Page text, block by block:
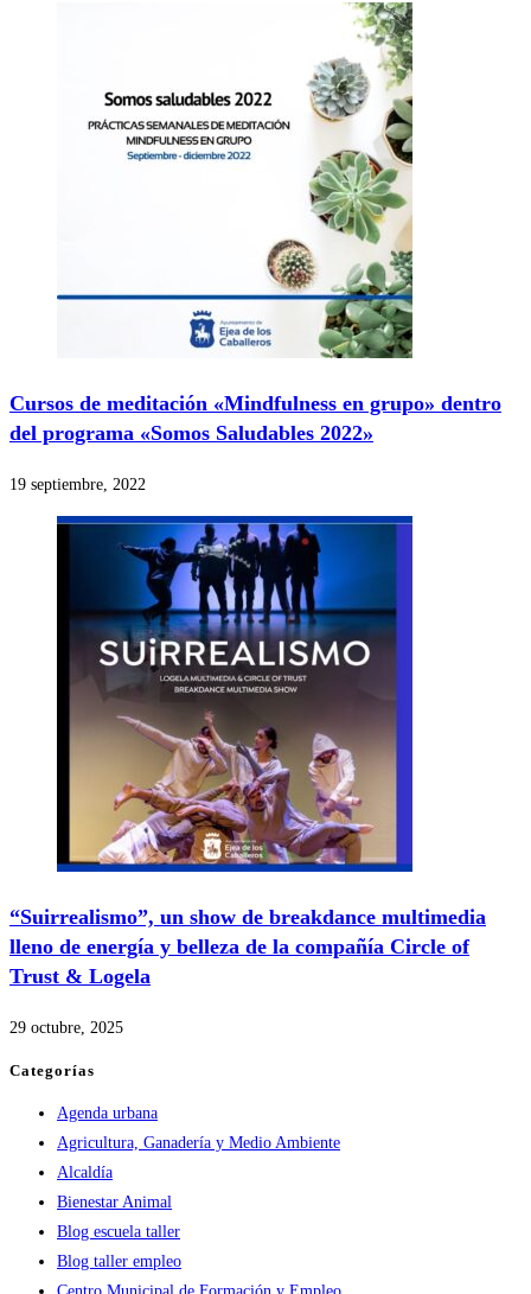
Cursos de meditación «Mindfulness en grupo» dentro
del programa «Somos Saludables 2022»
19 septiembre, 2022
“Suirrealismo”, un show de breakdance multimedia
lleno de energía y belleza de la compañía Circle of
Trust & Logela
29 octubre, 2025
Categorías
Agenda urbana
Agricultura, Ganadería y Medio Ambiente
Alcaldía
Bienestar Animal
Blog escuela taller
Blog taller empleo